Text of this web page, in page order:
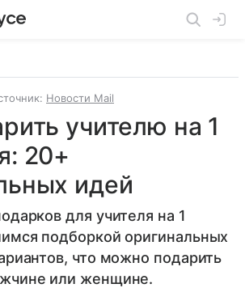
Новости Mail
учителю на 1
20+
идей
для учителя на 1
подборкой оригинальных
что можно подарить
или женщине.